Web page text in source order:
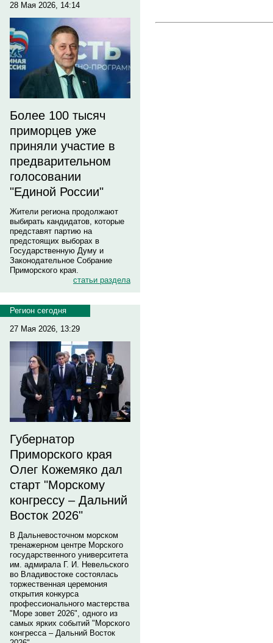
28 Мая 2026, 14:14
Более 100 тысяч
приморцев уже
приняли участие в
предварительном
голосовании
"Единой России"
Жители региона продолжают
выбирать кандидатов, которые
представят партию на
предстоящих выборах в
Государственную Думу и
Законодательное Собрание
Приморского края.
статьи раздела
Регион сегодня
27 Мая 2026, 13:29
Губернатор
Приморского края
Олег Кожемяко дал
старт "Морскому
конгрессу – Дальний
Восток 2026"
В Дальневосточном морском
тренажерном центре Морского
государственного университета
им. адмирала Г. И. Невельского
во Владивостоке состоялась
торжественная церемония
открытия конкурса
профессионального мастерства
"Море зовет 2026", одного из
самых ярких событий "Морского
конгресса – Дальний Восток